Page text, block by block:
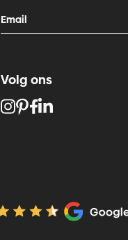
Volg ons